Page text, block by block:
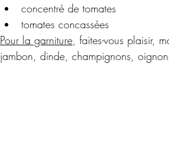
concentré de tomates
tomates concassées
Pour la garniture, faites-vous plaisir,
jambon, dinde, champignons,